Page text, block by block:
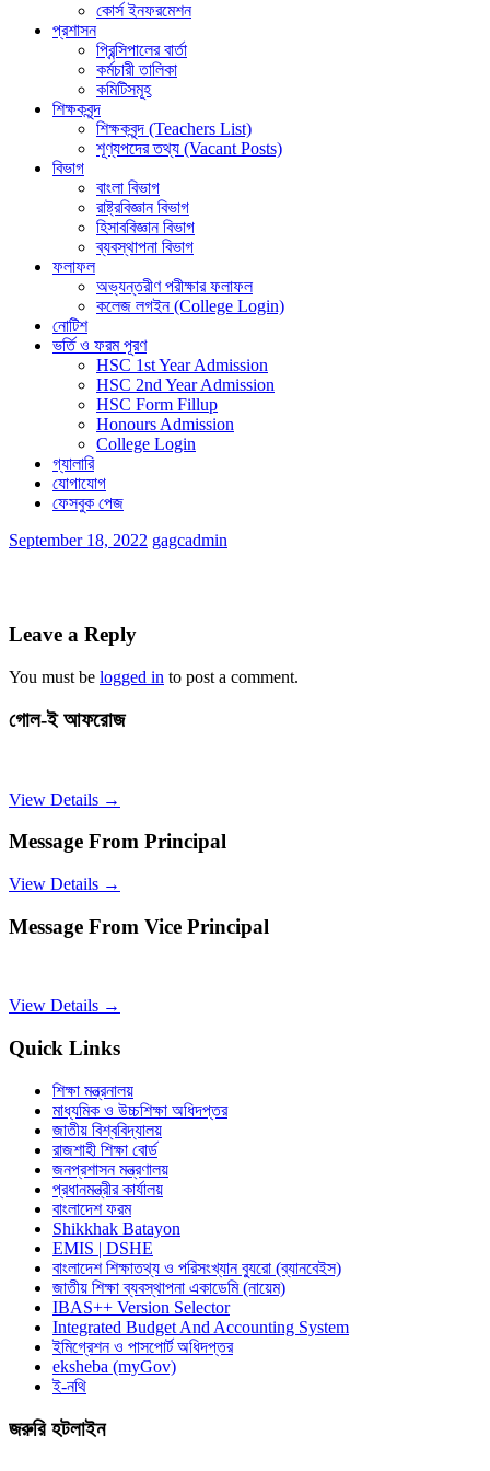
কোর্স ইনফরমেশন
প্রশাসন
প্রিন্সিপালের বার্তা
কর্মচারী তালিকা
কমিটিসমূহ
শিক্ষকবৃন্দ
শিক্ষকবৃন্দ (Teachers List)
শূণ্যপদের তথ্য (Vacant Posts)
বিভাগ
বাংলা বিভাগ
রাষ্ট্রবিজ্ঞান বিভাগ
হিসাববিজ্ঞান বিভাগ
ব্যবস্থাপনা বিভাগ
ফলাফল
অভ্যন্তরীণ পরীক্ষার ফলাফল
কলেজ লগইন (College Login)
নোটিশ
ভর্তি ও ফরম পূরণ
HSC 1st Year Admission
HSC 2nd Year Admission
HSC Form Fillup
Honours Admission
College Login
গ্যালারি
যোগাযোগ
ফেসবুক পেজ
September 18, 2022 gagcadmin
Leave a Reply
You must be logged in to post a comment.
গোল-ই আফরোজ
View Details →
Message From Principal
View Details →
Message From Vice Principal
View Details →
Quick Links
শিক্ষা মন্ত্রনালয়
মাধ্যমিক ও উচ্চশিক্ষা অধিদপ্তর
জাতীয় বিশ্ববিদ্যালয়
রাজশাহী শিক্ষা বোর্ড
জনপ্রশাসন মন্ত্রণালয়
প্রধানমন্ত্রীর কার্যালয়
বাংলাদেশ ফরম
Shikkhak Batayon
EMIS | DSHE
বাংলাদেশ শিক্ষাতথ্য ও পরিসংখ্যান ব্যুরো (ব্যানবেইস)
জাতীয় শিক্ষা ব্যবস্থাপনা একাডেমি (নায়েম)
IBAS++ Version Selector
Integrated Budget And Accounting System
ইমিগ্রেশন ও পাসপোর্ট অধিদপ্তর
eksheba (myGov)
ই-নথি
জরুরি হটলাইন